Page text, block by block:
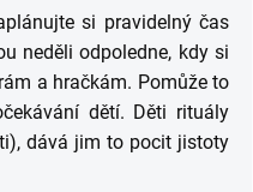
si pravidelný čas
neděli odpoledne, kdy si
a hračkám. Pomůže to
dětí. Děti rituály
dává jim to pocit jistoty